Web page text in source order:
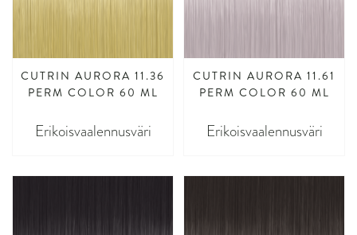
CUTRIN AURORA 11.36
PERM COLOR 60 ML
Erikoisvaalennusväri
CUTRIN AURORA 11.61
PERM COLOR 60 ML
Erikoisvaalennusväri